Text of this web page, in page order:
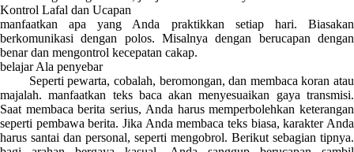
Kontrol Lafal dan Ucapan
manfaatkan apa yang Anda praktikkan setiap hari. Biasakan
berkomunikasi dengan polos. Misalnya dengan berucapan dengan
benar dan mengontrol kecepatan cakap.
belajar Ala penyebar
Seperti pewarta, cobalah, beromongan, dan membaca koran atau
majalah. manfaatkan teks baca akan menyesuaikan gaya transmisi.
Saat membaca berita serius, Anda harus memperbolehkan keterangan
seperti pembawa berita. Jika Anda membaca teks biasa, karakter Anda
harus santai dan personal, seperti mengobrol. Berikut sebagian tipnya.